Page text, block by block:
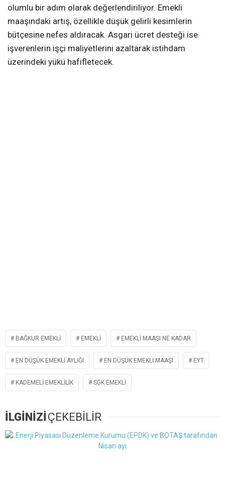
olumlu bir adım olarak değerlendiriliyor. Emekli
maaşındaki artış, özellikle düşük gelirli kesimlerin
bütçesine nefes aldıracak. Asgari ücret desteği ise
işverenlerin işçi maliyetlerini azaltarak istihdam
üzerindeki yükü hafifletecek.
BAĞKUR EMEKLI EMEKLI EMEKLI MAAŞI NE KADAR
EN DÜŞÜK EMEKLI AYLIĞI EN DÜŞÜK EMEKLI MAAŞI EYT
KADEMELI EMEKLILIK SGK EMEKLI
İLGİNİZİ ÇEKEBİLİR